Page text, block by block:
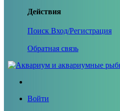
Действия
Поиск Вход/Регистрация
Обратная связь
Войти